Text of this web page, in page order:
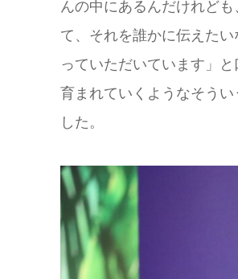
んの中にあるんだけれど
て、それを誰かに伝えた
っていただいています」
育まれていくようなそう
した。